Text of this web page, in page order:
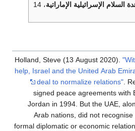
السلام الإسرائيلية الإماراتية، 14
Holland, Steve (13 August 2020).
help, Israel and the United Arab
deal to normalize relations" .
signed peace agreements with
Jordan in 1994. But the UAE,
Arab nations, did not
formal diplomatic or economic